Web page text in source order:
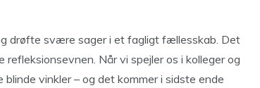
drøfte svære sager i et fagligt fællesskab. Det
Når vi spejler os i kolleger og
vinkler – og det kommer i sidste ende